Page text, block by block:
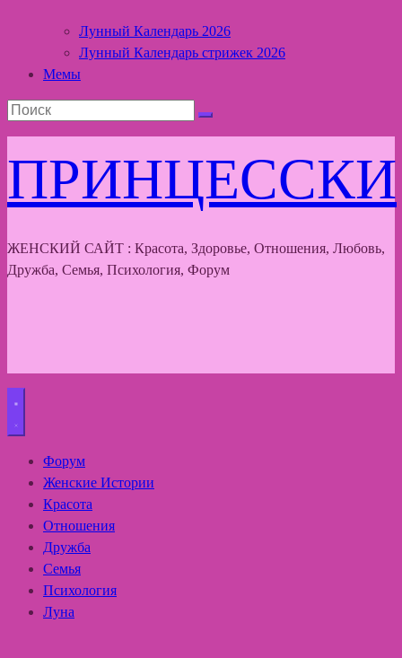
Лунный Календарь 2026
Лунный Календарь стрижек 2026
Мемы
ПРИНЦЕССКИ
ЖЕНСКИЙ САЙТ : Красота, Здоровье, Отношения, Любовь,
Дружба, Семья, Психология, Форум
Форум
Женские Истории
Красота
Отношения
Дружба
Семья
Психология
Луна